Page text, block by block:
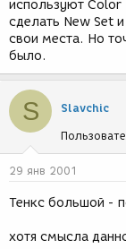
используют
сделать New Set
свои места. Но
было.
S Slavchic
29 янв 2001
Тенкс большой -
хотя смысла